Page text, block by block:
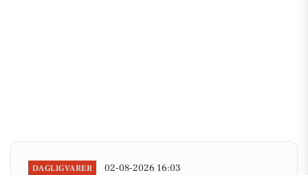
DAGLIGVARER 02-08-2026 16:03